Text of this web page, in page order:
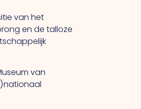
van het
en de talloze
van